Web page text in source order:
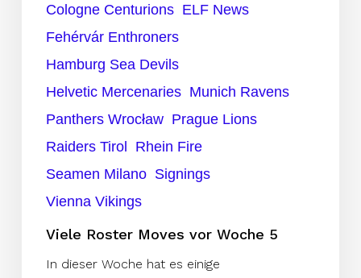
Cologne Centurions ELF News
Fehérvár Enthroners
Hamburg Sea Devils
Helvetic Mercenaries Munich Ravens
Panthers Wrocław Prague Lions
Raiders Tirol Rhein Fire
Seamen Milano Signings
Vienna Vikings
Viele Roster Moves vor Woche 5
In dieser Woche hat es einige